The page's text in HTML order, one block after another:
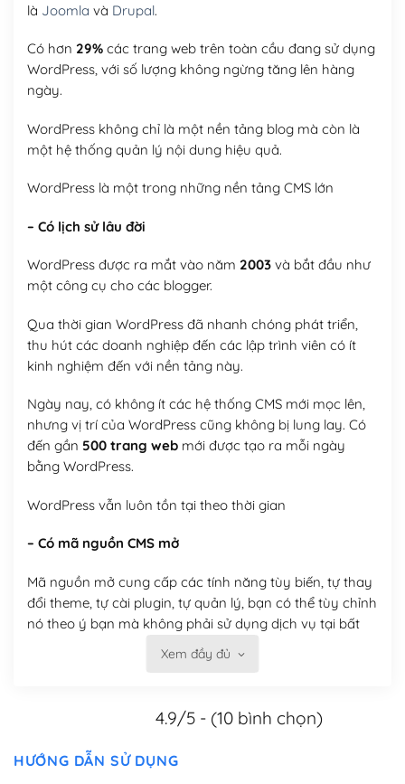
là Joomla và Drupal.
Có hơn 29%các trang web trên toàn cầu đang sử dụng
WordPress, với số lượng không ngừng tăng lên hàng
ngày.
WordPress không chỉ là một nền tảng blog mà còn là
một hệ thống quản lý nội dung hiệu quả.
WordPress là một trong những nền tảng CMS lớn
– Có lịch sử lâu đời
WordPress được ra mắt vào năm 2003và bắt đầu như
một công cụ cho các blogger.
Qua thời gian WordPress đã nhanh chóng phát triển,
thu hút các doanh nghiệp đến các lập trình viên có ít
kinh nghiệm đến với nền tảng này.
Ngày nay, có không ít các hệ thống CMS mới mọc lên,
nhưng vị trí của WordPress cũng không bị lung lay. Có
đến gần 500 trang webmới được tạo ra mỗi ngày
bằng WordPress.
WordPress vẫn luôn tồn tại theo thời gian
– Có mã nguồn CMS mở
Mã nguồn mở cung cấp các tính năng tùy biến, tự thay
đổi theme, tự cài plugin, tự quản lý, bạn có thể tùy chỉnh
nó theo ý bạn mà không phải sử dụng dịch vụ tại bất
Xem đầy đủ
4.9/5 - (10 bình chọn)
HƯỚNG DẪN SỬ DỤNG